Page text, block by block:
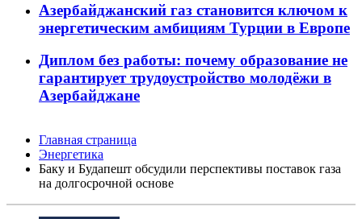
Азербайджанский газ становится ключом к
энергетическим амбициям Турции в Европе
Диплом без работы: почему образование не
гарантирует трудоустройство молодёжи в
Азербайджане
Главная страница
Энергетика
Баку и Будапешт обсудили перспективы поставок газа
на долгосрочной основе